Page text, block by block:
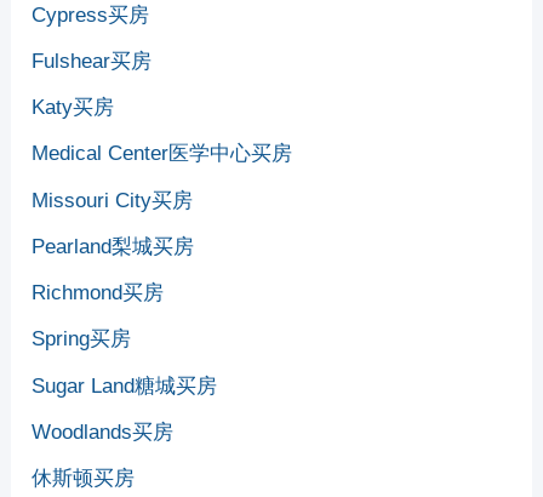
Cypress买房
Fulshear买房
Katy买房
Medical Center医学中心买房
Missouri City买房
Pearland梨城买房
Richmond买房
Spring买房
Sugar Land糖城买房
Woodlands买房
休斯顿买房